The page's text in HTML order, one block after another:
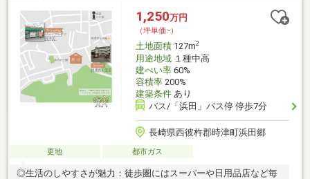
1,250万円
（坪単価:-）
土地面積127m2
用途地域１種中高
建ぺい率60%
容積率200%
建築条件あり
バス/「浜田」バス停 停歩7分
長崎県西彼杵郡時津町浜田郷
更地 都市ガス
◎生活のしやすさが魅力：徒歩圏にはスーパーや日用品店など毎